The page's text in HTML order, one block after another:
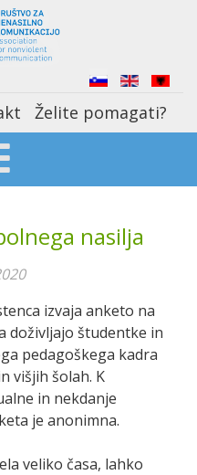
Želite pomagati?
nasilja
izvaja anketo na
doživljajo študentke in
pedagoškega kadra
višjih šolah. K
in nekdanje
je anonimna.
veliko časa, lahko